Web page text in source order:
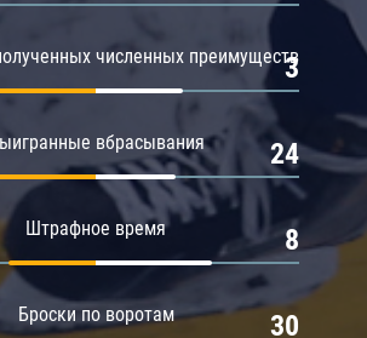
численных преимуществ
3
вбрасывания 24
Штрафное время 8
Броски по воротам 30